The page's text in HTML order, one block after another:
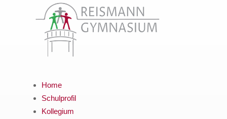
Home
Schulprofil
Kollegium